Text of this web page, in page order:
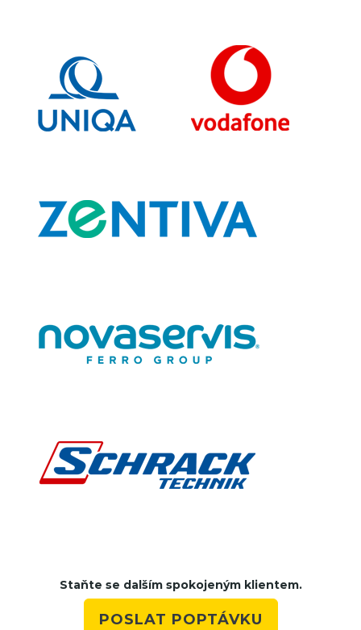
Staňte se dalším spokojeným klientem.
POSLAT POPTÁVKU